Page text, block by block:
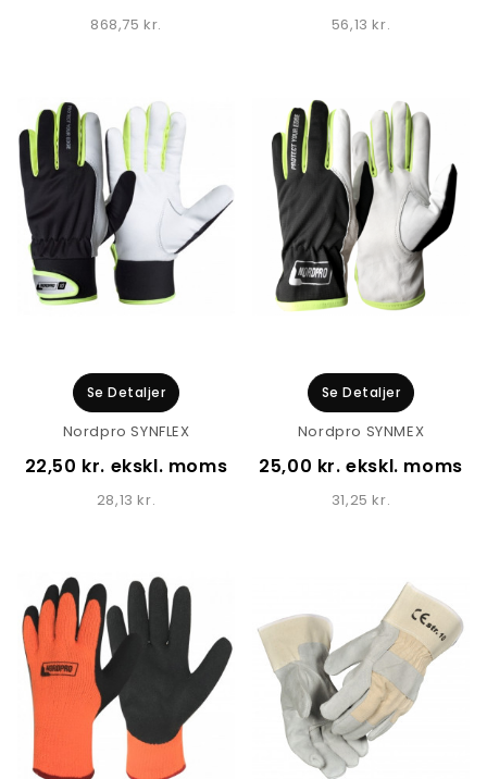
868,75 kr. 56,13 kr.
Se Detaljer
Nordpro SYNFLEX
22,50 kr. ekskl. moms
28,13 kr.
Se Detaljer
Nordpro SYNMEX
25,00 kr. ekskl. moms
31,25 kr.